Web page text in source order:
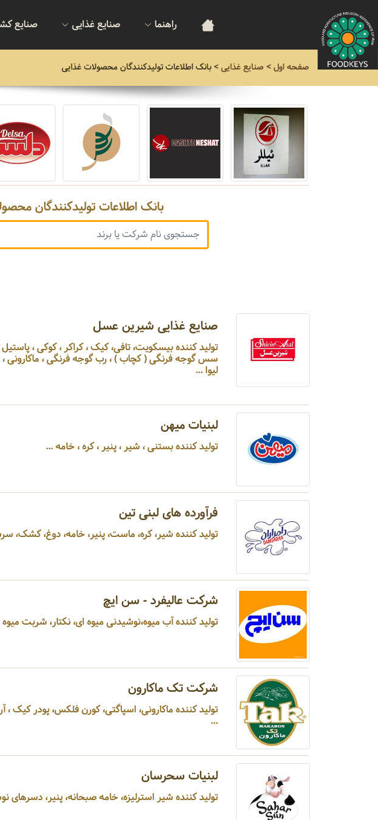
راهنما صنایع غذایی صنایع
صفحه اول> صنایع غذایی>بانک اطلاعات تولیدکنندگان محصولات غذایی
بانک اطلاعات تولیدکنندگان
صنایع غذایی شیرین عسل
تولید کننده بیسکویت، تافی، کیک ، کراکر ، کوکی ،
سس گوجه فرنگی ( کچاب ) ، رب گوجه فرنگی ، ماکارونی ،
لیوا ...
لبنیات میهن
تولید کننده بستنی ، شیر ، پنیر ، کره ، خامه ...
فرآورده های لبنی تین
تولید کننده شیر، کره، ماست، پنیر، خامه، دوغ، کشک،
شرکت عالیفرد - سن ایچ
تولید کننده آب میوه،نوشیدنی میوه ای، نکتار، شربت میوه
شرکت تک ماکارون
تولید کننده ماکارونی، اسپاگتی، کورن فلکس، پودر کیک ،
...
لبنیات سحرسان
تولید کننده شیر استرلیزه، خامه صبحانه، پنیر، دسرهای